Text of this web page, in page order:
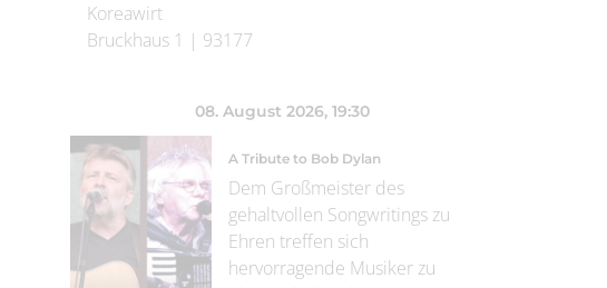
Koreawirt
Bruckhaus 1 | 93177
08. August 2026, 19:30
A Tribute to Bob Dylan
Dem Großmeister des
gehaltvollen Songwritings zu
Ehren treffen sich
hervorragende Musiker zu